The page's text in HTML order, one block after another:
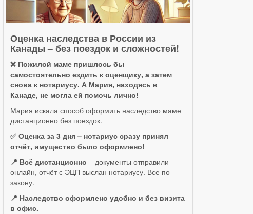
Оценка наследства в России из
Канады – без поездок и сложностей!
❌ Пожилой маме пришлось бы
самостоятельно ездить к оценщику, а затем
снова к нотариусу. А Мария, находясь в
Канаде, не могла ей помочь лично!
Мария искала способ оформить наследство маме
дистанционно без поездок.
✅ Оценка за 3 дня – нотариус сразу принял
отчёт, имущество было оформлено!
📍 Всё дистанционно – документы отправили
онлайн, отчёт с ЭЦП выслан нотариусу. Все по
закону.
📍 Наследство оформлено удобно и без визита
в офис.